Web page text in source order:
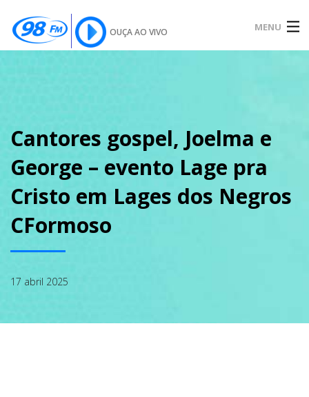
OUÇA AO VIVO MENU
SOBRE
PODCAST
GALERIA
Cantores gospel, Joelma e
George – evento Lage pra
Cristo em Lages dos Negros
CFormoso
17 abril 2025